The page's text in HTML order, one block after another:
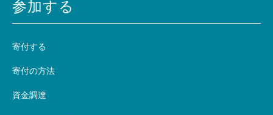
参加する
寄付する
寄付の方法
資金調達